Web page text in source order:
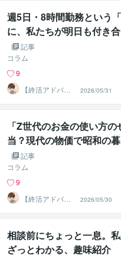
週5日・8時間勤務という
に、私たちが明日も付き
記事
コラム
9
【終活アドバイ
ザー・雑談】せ
いお
2026/05/31
「Z世代のお金の使い方
当？現代の物価で昭和の
記事
コラム
9
【終活アドバイ
ザー・雑談】せ
いお
2026/05/30
相談前にちょっと一息。
ざっとわかる、趣味紹介